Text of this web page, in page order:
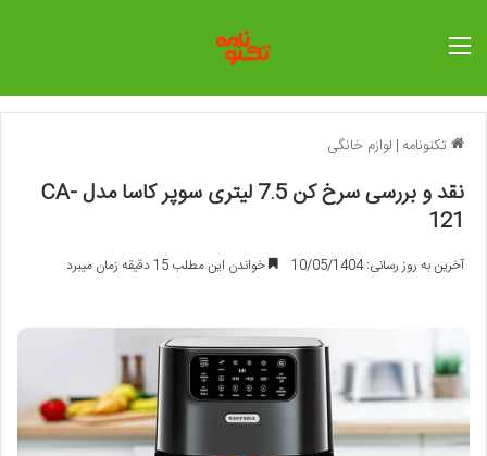
تکنونامه | لوازم خانگی
نقد و بررسی سرخ کن 7.5 لیتری سوپر کاسا مدل CA-
121
آخرین به روز رسانی: 10/05/1404 خواندن این مطلب 15 دقیقه زمان میبرد